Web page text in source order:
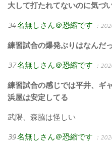
大して打たれてないのに気づ
34名無しさん＠恐縮です ：
練習試合の爆発ぶりはなんだ
37名無しさん＠恐縮です ：
練習試合の感じでは平井、ギ
浜屋は安定してる
武隈、森脇は怪しい
39名無しさん＠恐縮です ：